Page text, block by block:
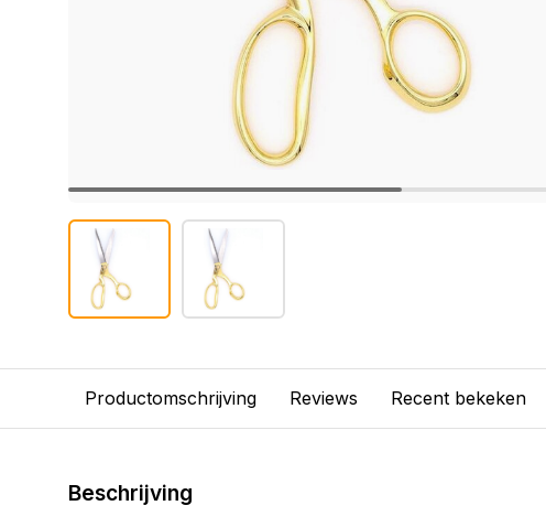
Productomschrijving Reviews Recent bekeken
Beschrijving